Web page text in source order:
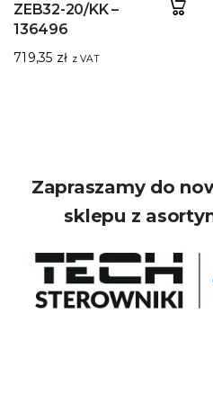
ZEB32-20/KK –
136496
719,35 zł z VAT
Zapraszamy do
sklepu z